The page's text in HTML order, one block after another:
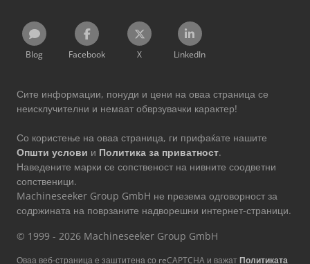
Blog Facebook X LinkedIn
Сите информации, понуди и цени на оваа страница се
неисклучителни и немаат обврзувачки карактер!
Со користење на оваа страница, ги прифаќате нашите
Општи услови и Политика за приватност.
Наведените марки се сопственост на нивните соодветни
сопственици.
Machineseeker Group GmbH не презема одговорност за
содржината на поврзаните надворешни интернет-страници.
© 1999 - 2026 Machineseeker Group GmbH
Оваа веб-страница е заштитена со reCAPTCHA и важат Политиката